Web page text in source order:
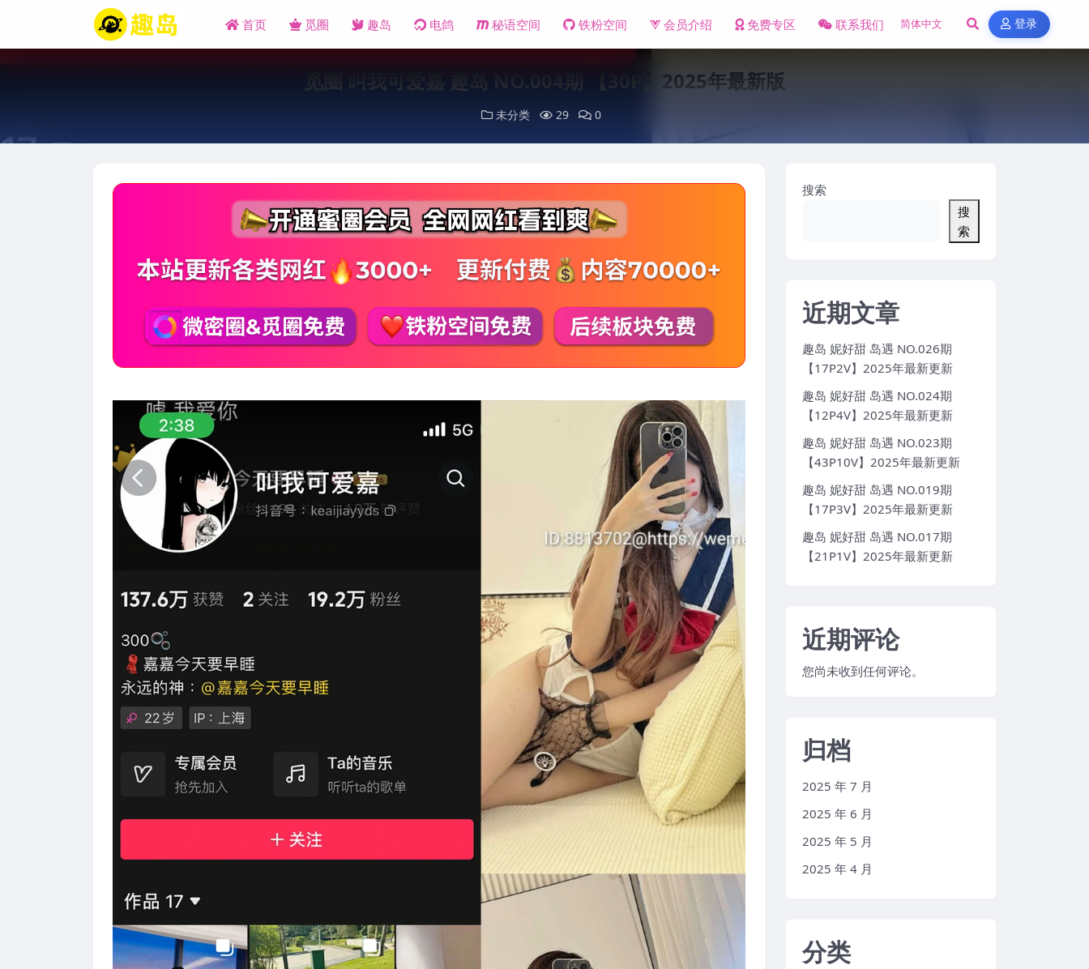
首页 觅圈 趣岛 电鸽 秘语空间 铁粉空间 会员介绍 免费专区 联系我们 登录
觅圈 叫我可爱嘉 趣岛 NO.004期 【30P】2025年最新版
未分类 29 0
搜索
搜
索
近期文章
趣岛 妮好甜 岛遇 NO.026期
【17P2V】2025年最新更新
趣岛 妮好甜 岛遇 NO.024期
【12P4V】2025年最新更新
趣岛 妮好甜 岛遇 NO.023期
【43P10V】2025年最新更新
趣岛 妮好甜 岛遇 NO.019期
【17P3V】2025年最新更新
趣岛 妮好甜 岛遇 NO.017期
【21P1V】2025年最新更新
近期评论
您尚未收到任何评论。
归档
2025 年 7 月
2025 年 6 月
2025 年 5 月
2025 年 4 月
分类